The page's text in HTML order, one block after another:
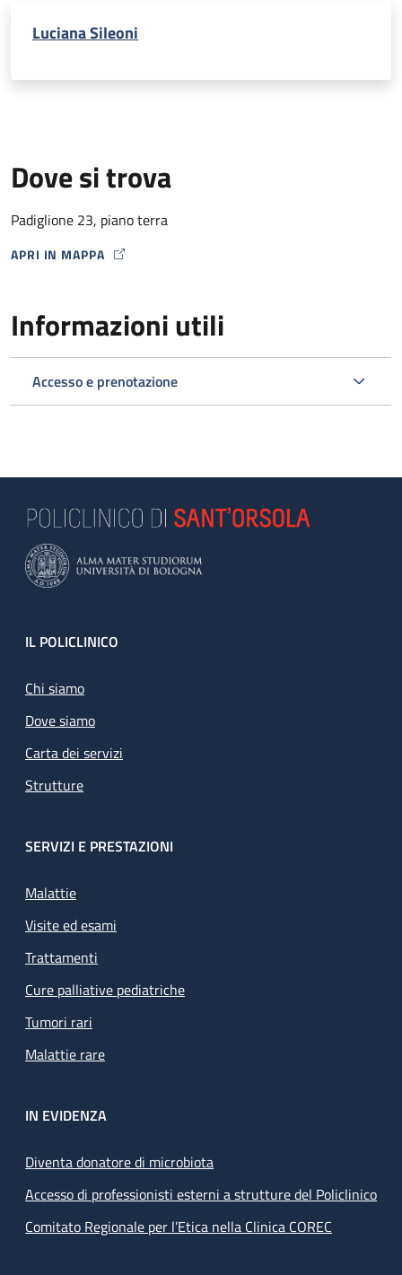
Luciana Sileoni
Dove si trova
Padiglione 23, piano terra
APRI IN MAPPA
MAP ICON
Informazioni utili
Accesso e prenotazione
Footer
IL POLICLINICO
Chi siamo
Dove siamo
Carta dei servizi
Strutture
SERVIZI E PRESTAZIONI
Malattie
Visite ed esami
Trattamenti
Cure palliative pediatriche
Tumori rari
Malattie rare
IN EVIDENZA
Diventa donatore di microbiota
Accesso di professionisti esterni a strutture del Policlinico
Comitato Regionale per l’Etica nella Clinica COREC